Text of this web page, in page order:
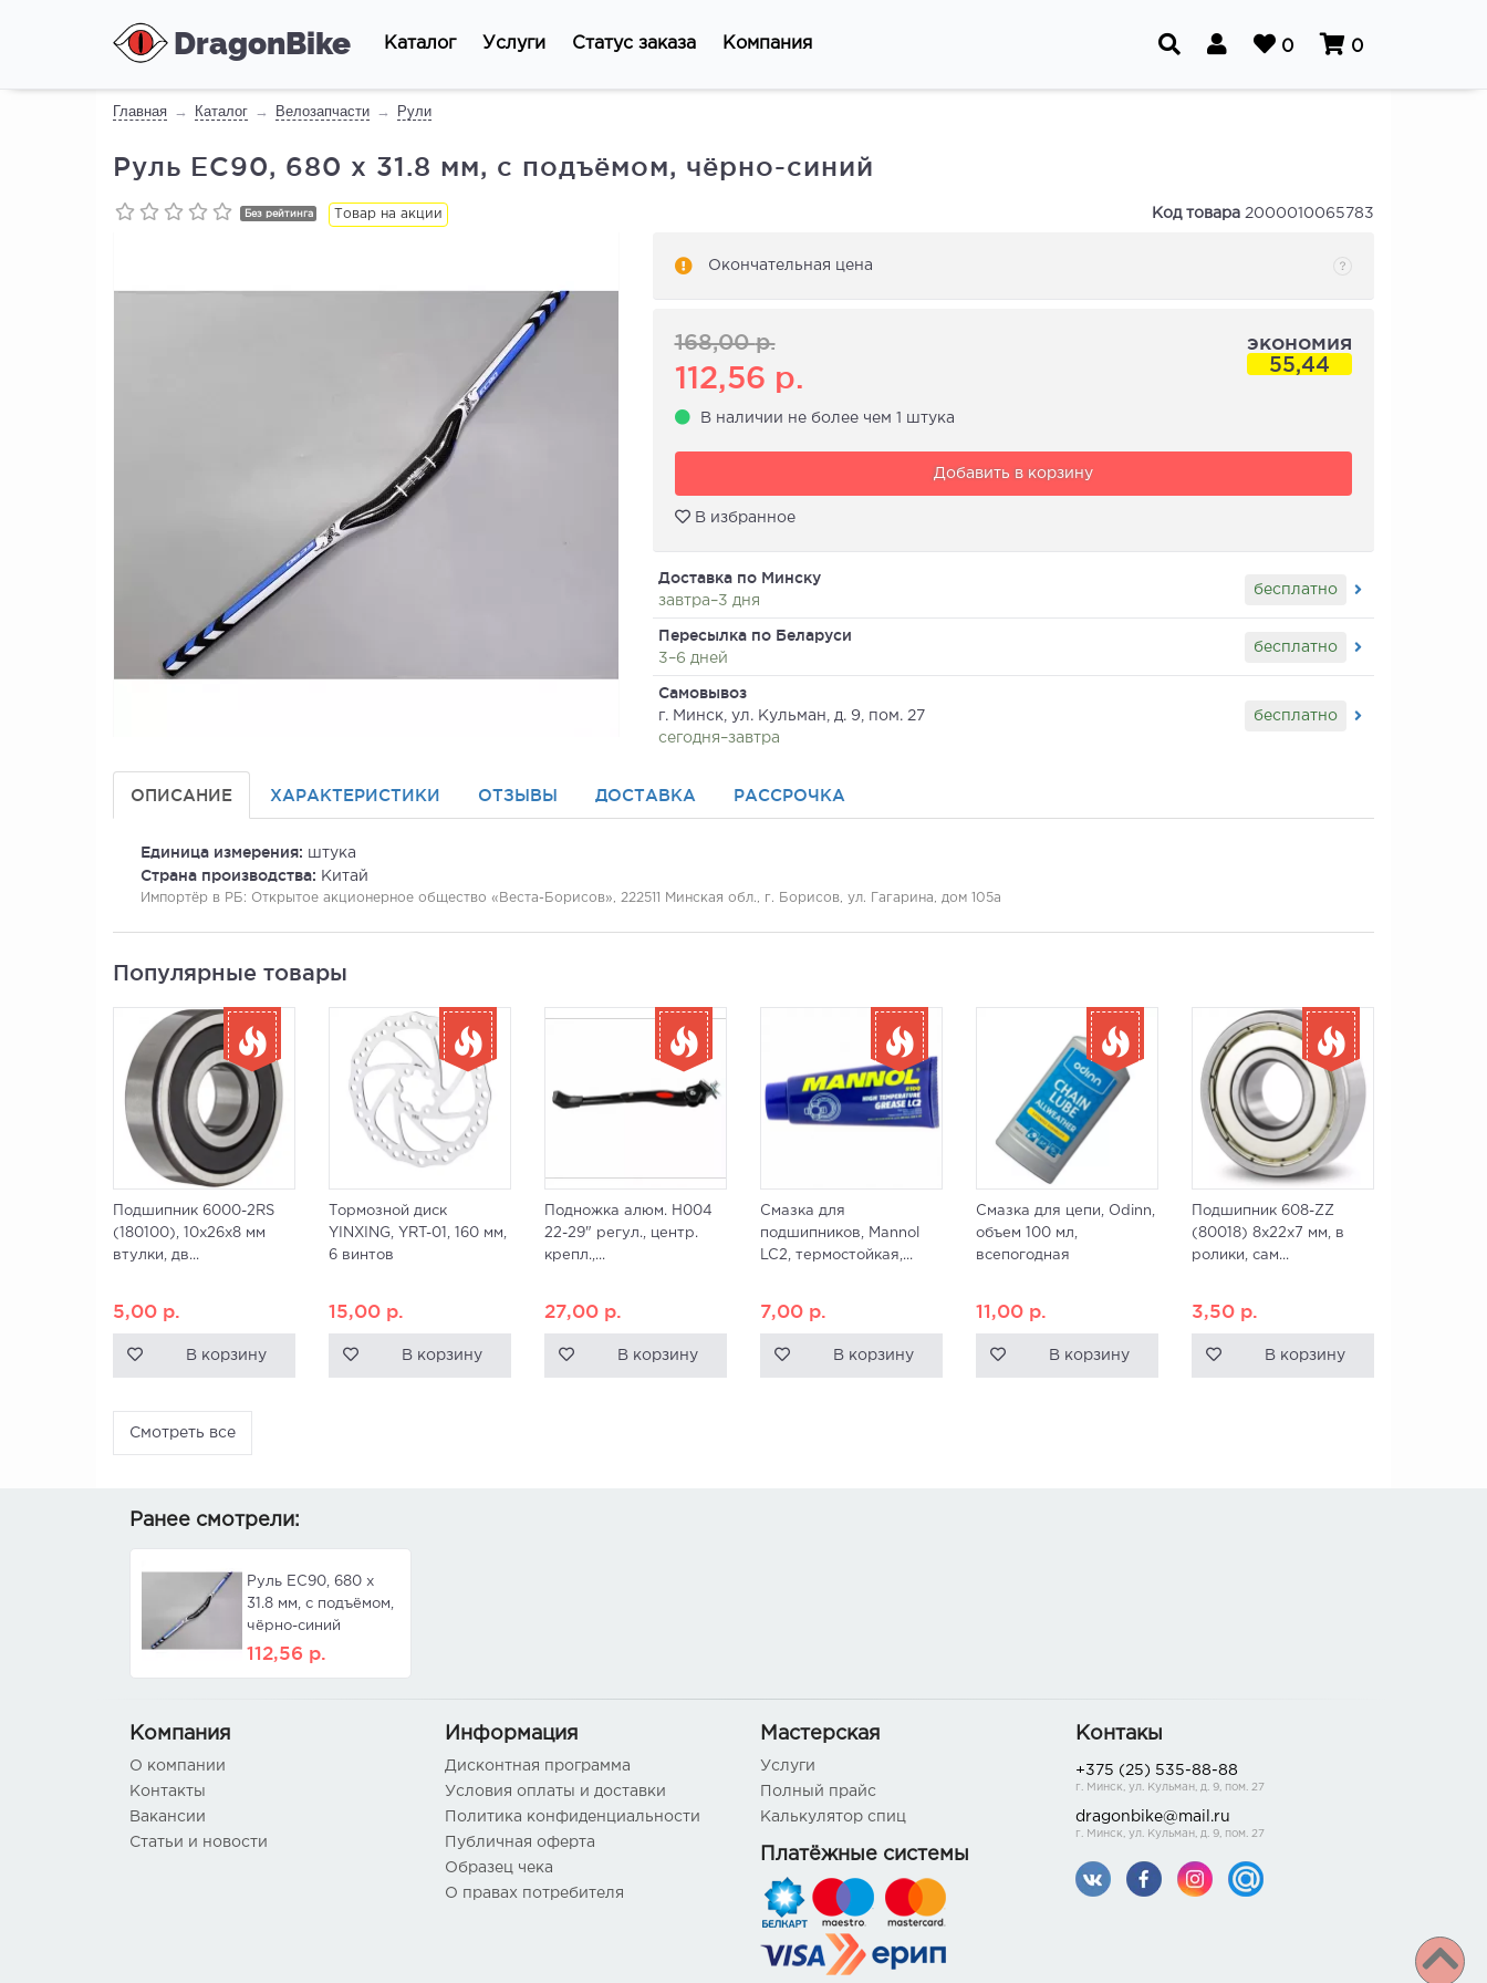
DragonBike 0 0
Каталог Услуги Статус заказа Компания
Главная Каталог Велозапчасти Рули
Руль EC90, 680 х 31.8 мм, с подъёмом, чёрно-синий
Код товара 2000010065783
Без рейтинга Товар на акции
Окончательная цена
экономия
55,44
168,00р.
112,56 р.
В наличии не более чем 1 штука
Добавить в корзину
В избранное
Доставка по Минску
завтра–3 дня
бесплатно
Пересылка по Беларуси
3–6 дней
бесплатно
Самовывоз
г. Минск, ул. Кульман, д. 9, пом. 27
сегодня–завтра
бесплатно
ОПИСАНИЕ ХАРАКТЕРИСТИКИ ОТЗЫВЫ ДОСТАВКА РАССРОЧКА
Единица измерения: штука
Страна производства: Китай
Импортёр в РБ: Открытое акционерное общество «Веста-Борисов», 222511 Минская обл., г. Борисов, ул. Гагарина, дом 105а
Популярные товары
Подшипник 6000-2RS
(180100), 10x26x8 мм
втулки, дв...
5,00 р.
В корзину
Тормозной диск
YINXING, YRT-01, 160 мм,
6 винтов
15,00 р.
В корзину
Подножка алюм. H004
22-29" регул., центр.
крепл.,...
27,00 р.
В корзину
Смазка для
подшипников, Mannol
LC2, термостойкая,...
7,00 р.
В корзину
Смазка для цепи, Odinn,
объем 100 мл,
всепогодная
11,00 р.
В корзину
Подшипник 608-ZZ
(80018) 8x22x7 мм, в
ролики, сам...
3,50 р.
В корзину
Смотреть все
Ранее смотрели:
Руль EC90, 680 х
31.8 мм, с подъёмом,
чёрно-синий
112,56 р.
Компания
О компании
Контакты
Вакансии
Статьи и новости
Информация
Дисконтная программа
Условия оплаты и доставки
Политика конфиденциальности
Публичная оферта
Образец чека
О правах потребителя
Мастерская
Услуги
Полный прайс
Калькулятор спиц
Платёжные системы
Контакы
+375 (25) 535-88-88
г. Минск, ул. Кульман, д. 9, пом. 27
dragonbike@mail.ru
г. Минск, ул. Кульман, д. 9, пом. 27